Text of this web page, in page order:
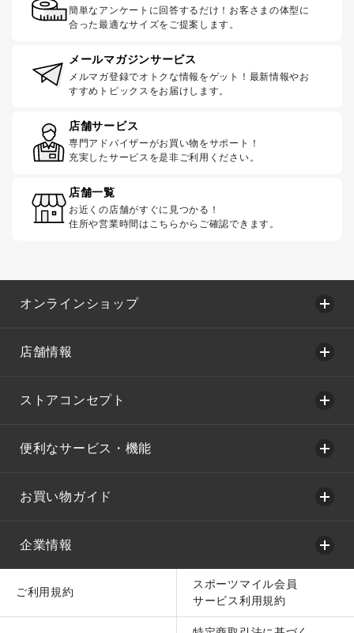
簡単なアンケートに回答するだけ！お客さまの体型に
合った最適なサイズをご提案します。
メールマガジンサービス
メルマガ登録でオトクな情報をゲット！最新情報やお
すすめトピックスをお届けします。
店舗サービス
専門アドバイザーがお買い物をサポート！
充実したサービスを是非ご利用ください。
店舗一覧
お近くの店舗がすぐに見つかる！
住所や営業時間はこちらからご確認できます。
オンラインショップ
店舗情報
ストアコンセプト
便利なサービス・機能
お買い物ガイド
企業情報
ご利用規約
スポーツマイル会員
サービス利用規約